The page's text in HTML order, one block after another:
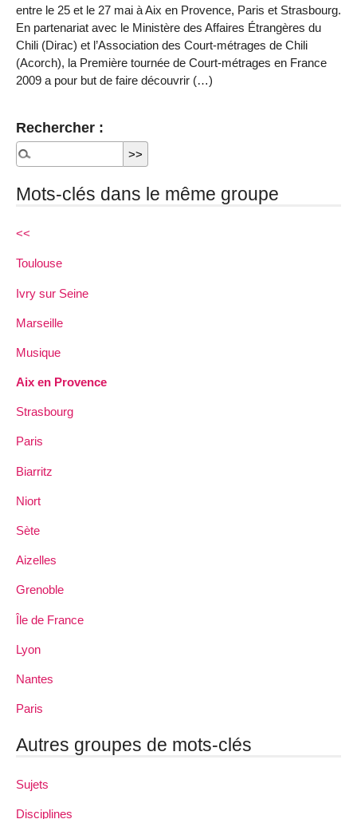
entre le 25 et le 27 mai à Aix en Provence, Paris et Strasbourg.
En partenariat avec le Ministère des Affaires Étrangères du
Chili (Dirac) et l’Association des Court-métrages de Chili
(Acorch), la Première tournée de Court-métrages en France
2009 a pour but de faire découvrir (…)
Rechercher :
Mots-clés dans le même groupe
<<
Toulouse
Ivry sur Seine
Marseille
Musique
Aix en Provence
Strasbourg
Paris
Biarritz
Niort
Sète
Aizelles
Grenoble
Île de France
Lyon
Nantes
Paris
Autres groupes de mots-clés
Sujets
Disciplines